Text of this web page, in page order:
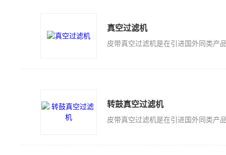
真空过滤机
转鼓真空过滤机